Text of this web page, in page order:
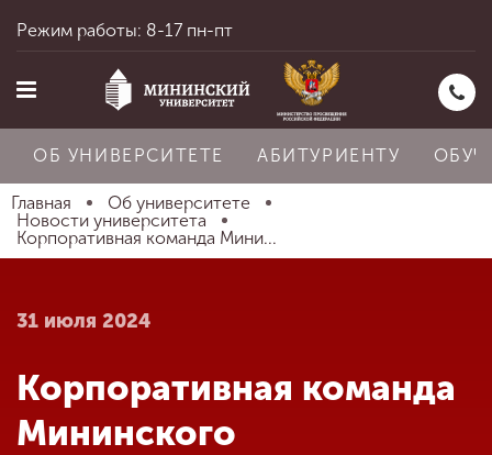
Главная
Абитуриенту
Режим работы: 8-17 пн-пт
ОБ УНИВЕРСИТЕТЕ АБИТУРИЕНТУ
Главная
Об университете
Новости университета
Корпоративная команда Мини...
31 июля 2024
Корпоративная команда
Мининского